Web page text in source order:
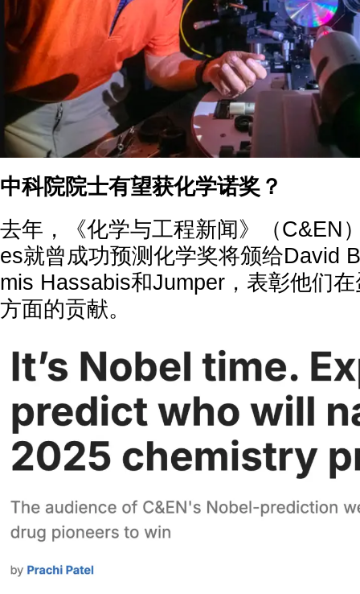
中科院院士有望获化学诺奖？
去年，《化学与工程新闻》（C&EN
es就曾成功预测化学奖将颁给David
mis Hassabis和Jumper，表彰他们
方面的贡献。